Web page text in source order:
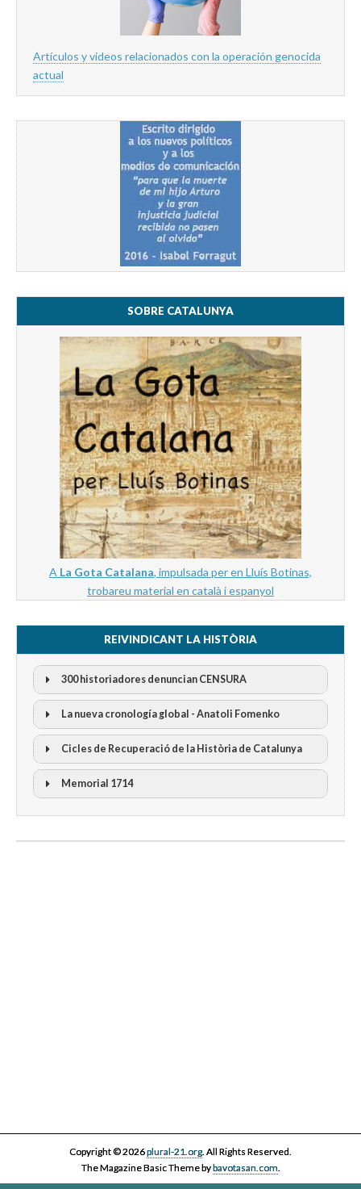
Artículos y videos relacionados con la operación genocida
actual
SOBRE CATALUNYA
A La Gota Catalana, impulsada per en Lluís Botinas,
trobareu material en català i espanyol
REIVINDICANT LA HISTÒRIA
300 historiadores denuncian CENSURA
300 Historiadors denuncien al “Gobierno Español” per la
censura
La nueva cronología global - Anatoli Fomenko
Cicles de Recuperació de la Història de Catalunya
I Cicle Història i Censura
II Cicle Història i Censura
Memorial 1714
Copyright © 2026plural-21.org. All Rights Reserved.
The Magazine Basic Theme bybavotasan.com.